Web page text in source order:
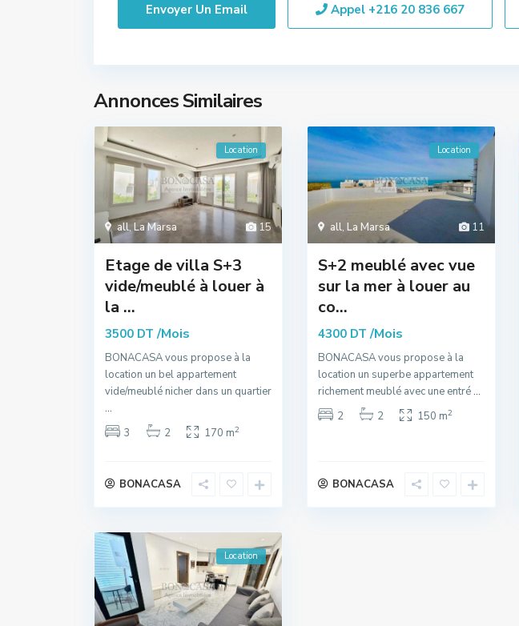
Appel +216 20 836 667
Annonces Similaires
15
all,La Marsa
Location
Etage de villa S+3
vide/meublé à louer à
la ...
3500 DT/Mois
BONACASA vous propose à la
location un bel appartement
vide/meublé nicher dans un quartier
...
3
2 170 m2
BONACASA
11
all, La Marsa
Location
S+2 meublé avec vue
sur la mer à louer au
co...
4300 DT/Mois
BONACASA vous propose à la
location un superbe appartement
richement meublé avec une entré...
2
2 150 m2
BONACASA
Location